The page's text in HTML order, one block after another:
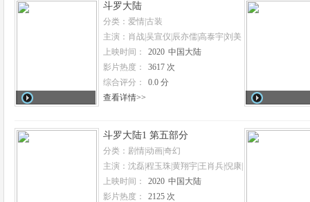
斗罗大陆
分类：爱情|古装
主演：肖战|吴宣仪|辰亦儒|高泰宇|刘美
彤|刘润南|敖子逸|顾佑明
上映时间： 2020 中国大陆
影片热度：
3617 次
综合评分：
0.0 分
查看详情>>
斗罗大陆1 第五部分
分类：剧情|动画|奇幻
主演：沈磊|程玉珠|黄翔宇|王肖兵|倪康|
赵乾景|吴磊
上映时间： 2020 中国大陆
影片热度：
2125 次